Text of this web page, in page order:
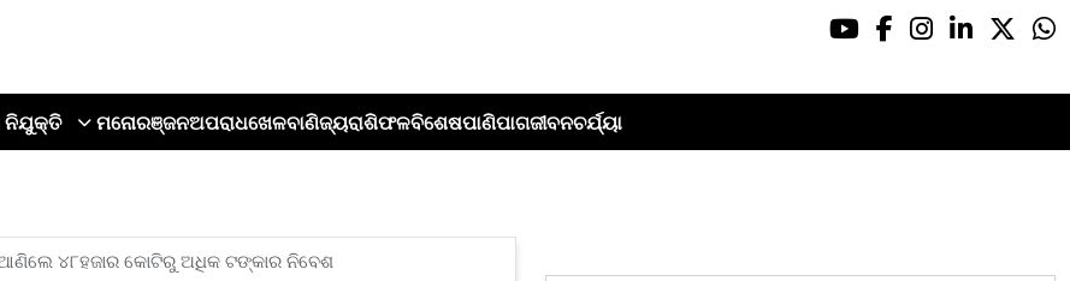
ନିଯୁକ୍ତି ମନୋରଞ୍ଜନଅପରାଧଖେଳବାଣିଜ୍ୟରାଶିଫଳବିଶେଷପାଣିପାଗଜୀବନଚର୍ଯ୍ୟା
୪୮ହଜାର କୋଟିରୁ ଅଧିକ ଟଙ୍କାର ନିବେଶ